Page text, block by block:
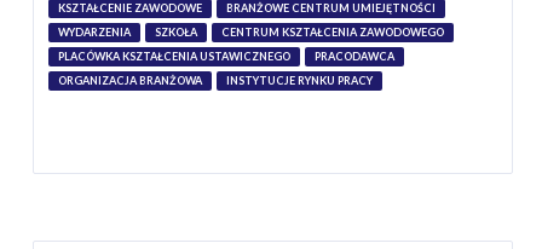
KSZTAŁCENIE ZAWODOWE
BRANŻOWE CENTRUM UMIEJĘTNOŚCI
WYDARZENIA
SZKOŁA
CENTRUM KSZTAŁCENIA ZAWODOWEGO
PLACÓWKA KSZTAŁCENIA USTAWICZNEGO
PRACODAWCA
ORGANIZACJA BRANŻOWA
INSTYTUCJE RYNKU PRACY